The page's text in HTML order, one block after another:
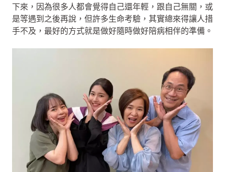
下來，因為很多人都會覺得自己還年輕，跟自己無關，或
是等遇到之後再說，但許多生命考驗，其實總來得讓人措
手不及，最好的方式就是做好隨時做好陪病相伴的準備。